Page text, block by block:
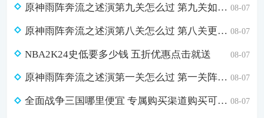
原神雨阵奔流之述演第九关怎么过 第九关如从山间落下的雨滴通关攻略 08-07
原神雨阵奔流之述演第八关怎么过 第八关更多火力更少损伤通关攻略 08-07
NBA2K24史低要多少钱 五折优惠点击就送 08-07
原神雨阵奔流之述演第一关怎么过 第一关阵线的形成通关攻略 08-07
全面战争三国哪里便宜 专属购买渠道购买可省179元 08-07